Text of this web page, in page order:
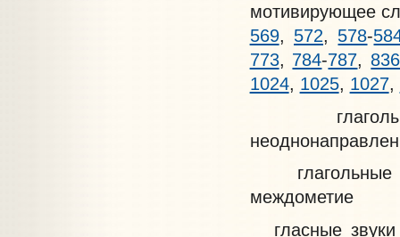
мотивирующее
569, 572, 578-
773, 784-787, 836
1024, 1025, 1027,
глаголы
глагольные
междометие
гласные